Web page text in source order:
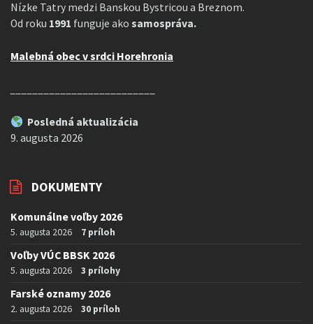
Nízke Tatry medzi Banskou Bystricou a Breznom.
Od roku 1991 funguje ako samospráva.
Malebná obec v srdci Horehronia
Posledná aktualizácia
9. augusta 2026
DOKUMENTY
Komunálne voľby 2026
5. augusta 2026 7 príloh
Voľby VÚC BBSK 2026
5. augusta 2026 3 prílohy
Farské oznamy 2026
2. augusta 2026 30 príloh